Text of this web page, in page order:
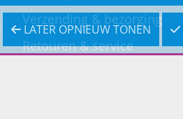
LATER OPNIEUW TONEN
Verzending & bezorging
Retouren & service